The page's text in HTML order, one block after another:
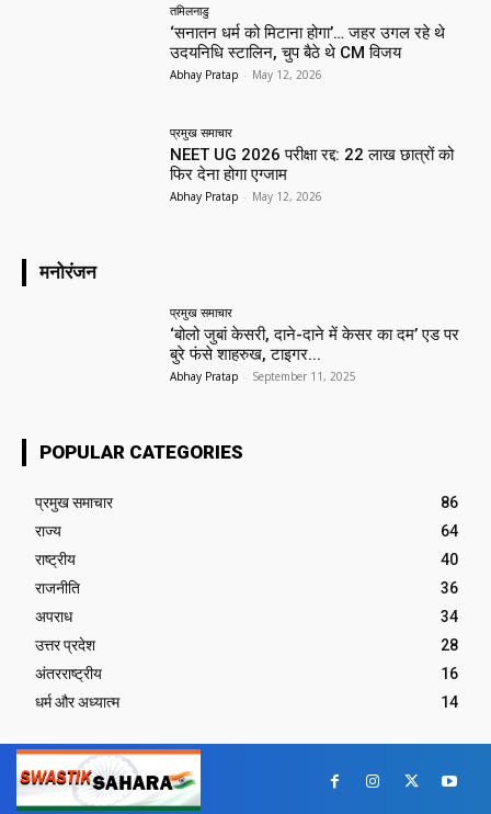
तमिलनाडु
‘सनातन धर्म को मिटाना होगा’… जहर उगल रहे थे
उदयनिधि स्टालिन, चुप बैठे थे CM विजय
Abhay Pratap - May 12, 2026
प्रमुख समाचार‎
NEET UG 2026 परीक्षा रद्द: 22 लाख छात्रों को
फिर देना होगा एग्जाम
Abhay Pratap - May 12, 2026
मनोरंजन
प्रमुख समाचार‎
‘बोलो जुबां केसरी, दाने-दाने में केसर का दम’ एड पर
बुरे फंसे शाहरुख, टाइगर...
Abhay Pratap - September 11, 2025
POPULAR CATEGORIES
प्रमुख समाचार‎
86
राज्य
64
राष्ट्रीय
40
राजनीति
36
अपराध
34
उत्तर प्रदेश
28
अंतरराष्ट्रीय
16
धर्म और अध्यात्म
14